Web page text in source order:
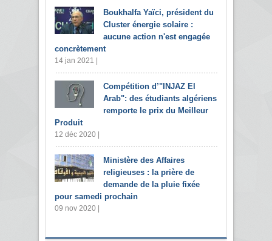
Boukhalfa Yaïci, président du
Cluster énergie solaire :
aucune action n'est engagée
concrètement
14 jan 2021 |
Compétition d’"INJAZ El
Arab": des étudiants algériens
remporte le prix du Meilleur
Produit
12 déc 2020 |
Ministère des Affaires
religieuses : la prière de
demande de la pluie fixée
pour samedi prochain
09 nov 2020 |